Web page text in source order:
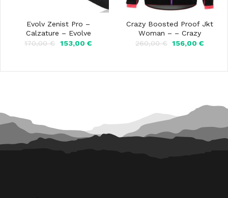
Evolv Zenist Pro –
Calzature – Evolve
170,00€
Il
prezzo
170,00 €.
153,00 €Il
153,00 €.
Crazy Boosted Proof Jkt
Woman – – Crazy
260,00€ Il
prezzo
260,00 €.
156,00€Il